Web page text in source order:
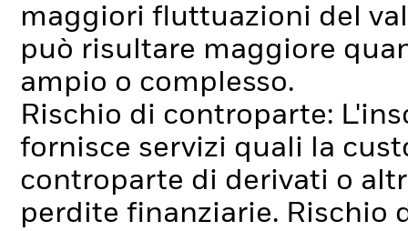
maggiori fluttuazioni del
può risultare maggiore
ampio o complesso.
Rischio di controparte:
fornisce servizi quali la
controparte di derivati o
perdite finanziarie. Rischio